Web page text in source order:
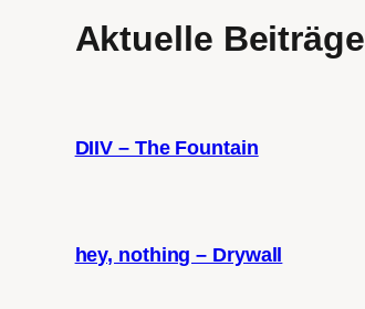
Aktuelle Beiträge
DIIV – The Fountain
hey, nothing – Drywall